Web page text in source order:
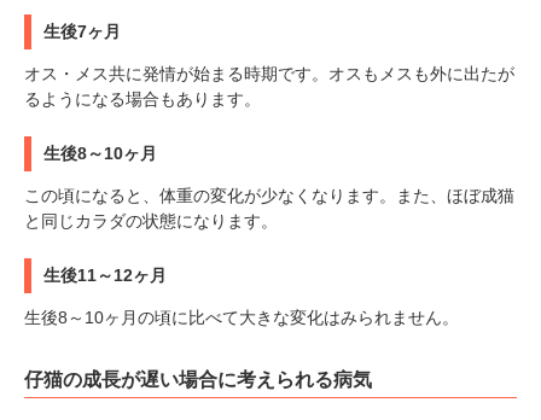
生後7ヶ月
オス・メス共に発情が始まる時期です。オスもメスも外に出たが
るようになる場合もあります。
生後8～10ヶ月
この頃になると、体重の変化が少なくなります。また、ほぼ成猫
と同じカラダの状態になります。
生後11～12ヶ月
生後8～10ヶ月の頃に比べて大きな変化はみられません。
仔猫の成長が遅い場合に考えられる病気